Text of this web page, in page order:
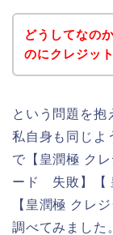
どうしてなの
のにクレジッ
という問題を抱
私自身も同じよ
で【皇潤極 ク
ード 失敗】【
【皇潤極 クレ
調べてみました。